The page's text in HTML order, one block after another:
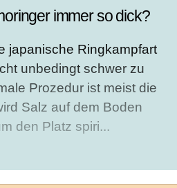
immer so dick?
japanische Ringkampfart
unbedingt schwer zu
Prozedur ist meist die
Salz auf dem Boden
den Platz spiri...